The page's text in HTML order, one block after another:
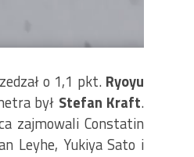
o 1,1 pkt. Ryoyu
był Stefan Kraft.
zajmowali Constatin
Leyhe, Yukiya Sato i